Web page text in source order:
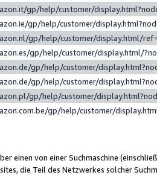
gp/help/customer/
gp/help/customer/
gp/help/customer/display.html/
gp/help/customer/display.html/
gp/help/customer/
gp/help/customer/
gp/help/customer/
gp/help/customer/
einen von einer Suchmaschine
die Teil des Netzwerkes solcher